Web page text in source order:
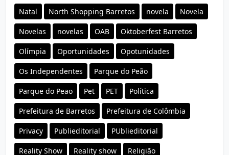
Natal North Shopping Barretos novela Novela
Novelas novelas OAB Oktoberfest Barretos
Olímpia Oportunidades Opotunidades
Os Independentes Parque do Peão
Parque do Peao Pet PET Política
Prefeitura de Barretos Prefeitura de Colômbia
Privacy Publieditorial PUblieditorial
Reality Show Reality show Religião